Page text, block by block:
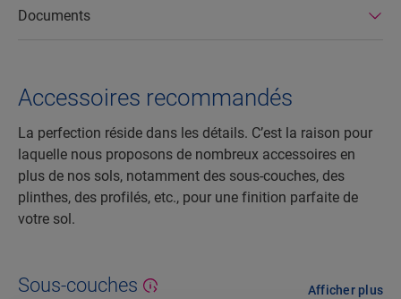
Documents
Accessoires recommandés
La perfection réside dans les détails. C’est la raison pour
laquelle nous proposons de nombreux accessoires en
plus de nos sols, notamment des sous-couches, des
plinthes, des profilés, etc., pour une finition parfaite de
votre sol.
Sous-couches Afficher plus